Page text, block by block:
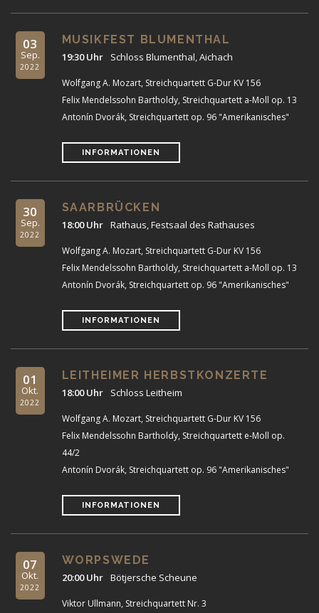
03
Sep.
2022
MUSIKFEST BLUMENTHAL
19:30 Uhr Schloss Blumenthal, Aichach
Wolfgang A. Mozart, Streichquartett G-Dur KV 156
Felix Mendelssohn Bartholdy, Streichquartett a-Moll op. 13
Antonín Dvorák, Streichquartett op. 96 "Amerikanisches"
INFORMATIONEN
30
Sep.
2022
SAARBRÜCKEN
18:00 Uhr Rathaus, Festsaal des Rathauses
Wolfgang A. Mozart, Streichquartett G-Dur KV 156
Felix Mendelssohn Bartholdy, Streichquartett a-Moll op. 13
Antonín Dvorák, Streichquartett op. 96 "Amerikanisches"
INFORMATIONEN
01
Okt.
2022
LEITHEIMER HERBSTKONZERTE
18:00 Uhr Schloss Leitheim
Wolfgang A. Mozart, Streichquartett G-Dur KV 156
Felix Mendelssohn Bartholdy, Streichquartett e-Moll op.
44/2
Antonín Dvorák, Streichquartett op. 96 "Amerikanisches"
INFORMATIONEN
07
Okt.
2022
WORPSWEDE
20:00 Uhr Bötjersche Scheune
Viktor Ullmann, Streichquartett Nr. 3